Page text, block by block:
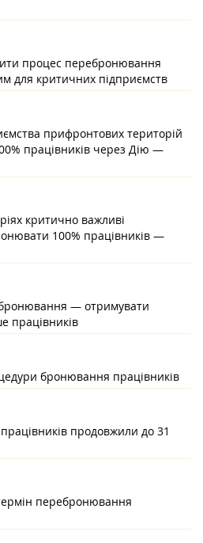
процес перебронювання
для критичних підприємств
прифронтових територій
працівників через Дію —
критично важливі
100% працівників —
— отримувати
працівників
бронювання працівників
продовжили до 31
перебронювання